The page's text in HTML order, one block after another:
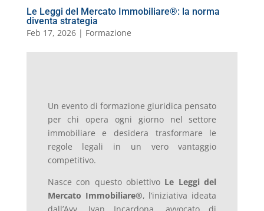
Le Leggi del Mercato Immobiliare®: la norma
diventa strategia
Feb 17, 2026| Formazione
Un evento di formazione giuridica pensato
per chi opera ogni giorno nel settore
immobiliare e desidera trasformare le
regole legali in un vero vantaggio
competitivo.
Nasce con questo obiettivo Le Leggi del
Mercato Immobiliare®, l’iniziativa ideata